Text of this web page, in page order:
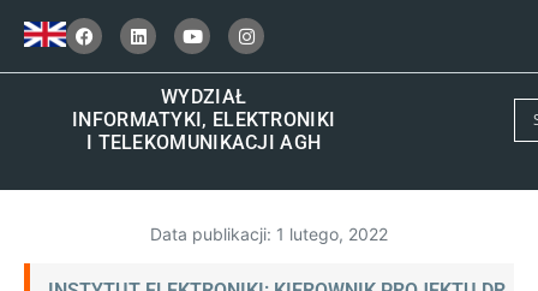
WYDZIAŁ
INFORMATYKI, ELEKTRONIKI
I TELEKOMUNIKACJI AGH
Data publikacji: 1 lutego, 2022